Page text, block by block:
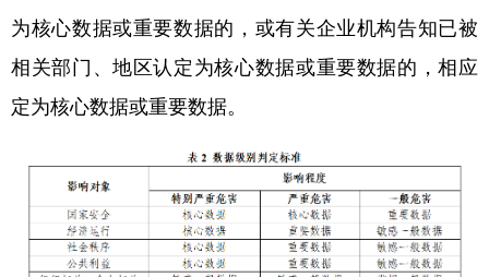
为核心数据或重要数据的，或有关企业机构告知已被
相关部门、地区认定为核心数据或重要数据的，相应
定为核心数据或重要数据。